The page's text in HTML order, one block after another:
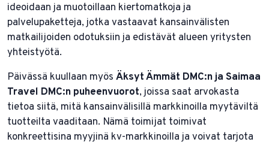
ideoidaan ja muotoillaan kiertomatkoja ja
palvelupaketteja, jotka vastaavat kansainvälisten
matkailijoiden odotuksiin ja edistävät alueen yritysten
yhteistyötä.
Päivässä kuullaan myös Äksyt Ämmät DMC:n ja Saimaa
Travel DMC:n puheenvuorot, joissa saat arvokasta
tietoa siitä, mitä kansainvälisillä markkinoilla myytäviltä
tuotteilta vaaditaan. Nämä toimijat toimivat
konkreettisina myyjinä kv-markkinoilla ja voivat tarjota